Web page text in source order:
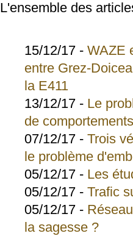
L'ensemble des
15/12/17 - WAZE
entre Grez-
la E411
13/12/17 - Le
de comportements
07/12/17 - Trois
le problème
05/12/17 - Les
05/12/17 - Trafic
05/12/17 -
la sagesse ?